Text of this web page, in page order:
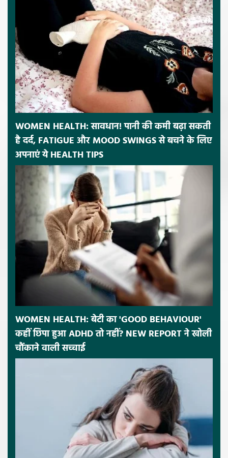
WOMEN HEALTH: सावधान! पानी की कमी बढ़ा सकती
है दर्द, FATIGUE और MOOD SWINGS से बचने के लिए
अपनाएं ये HEALTH TIPS
WOMEN HEALTH: बेटी का 'GOOD BEHAVIOUR'
कहीं छिपा हुआ ADHD तो नहीं? NEW REPORT ने खोली
चौंकाने वाली सच्चाई